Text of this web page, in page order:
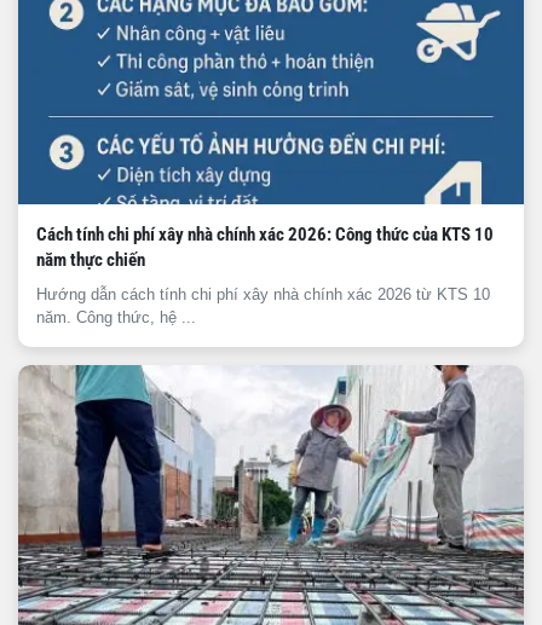
Cách tính chi phí xây nhà chính xác 2026: Công thức của KTS 10
năm thực chiến
Hướng dẫn cách tính chi phí xây nhà chính xác 2026 từ KTS 10
năm. Công thức, hệ ...